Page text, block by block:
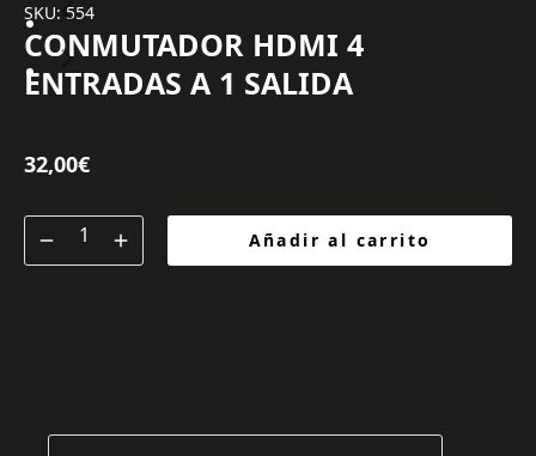
SKU: 554
CONMUTADOR HDMI 4
ENTRADAS A 1 SALIDA
32,00€
Añadir al carrito